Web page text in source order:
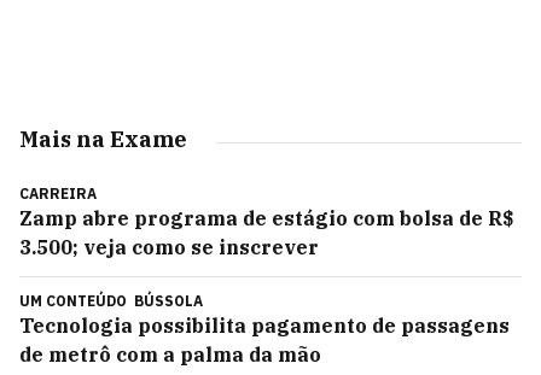
Mais na Exame
CARREIRA
Zamp abre programa de estágio com bolsa de R$
3.500; veja como se inscrever
UM CONTEÚDO BÚSSOLA
Tecnologia possibilita pagamento de passagens
de metrô com a palma da mão